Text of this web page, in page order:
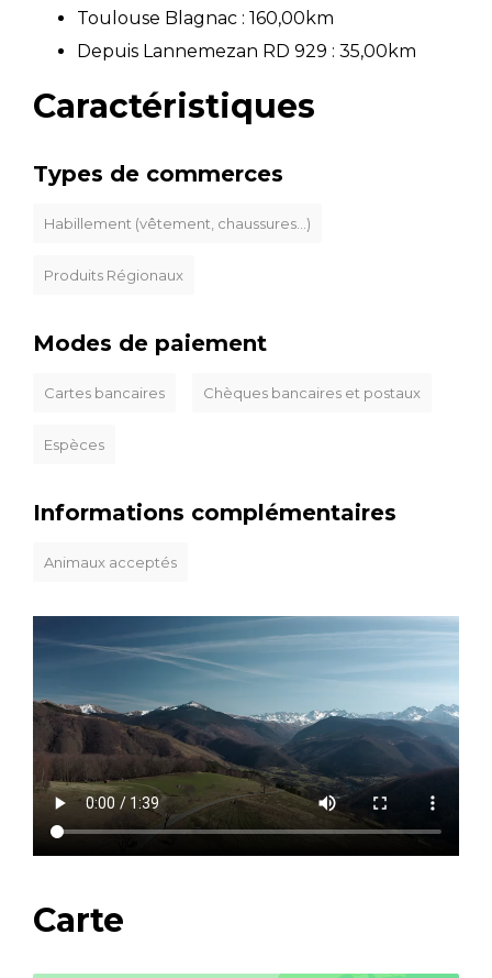
Toulouse Blagnac : 160,00km
Depuis Lannemezan RD 929 : 35,00km
Caractéristiques
Types de commerces
Habillement (vêtement, chaussures...)
Produits Régionaux
Modes de paiement
Cartes bancaires Chèques bancaires et postaux
Espèces
Informations complémentaires
Animaux acceptés
Carte